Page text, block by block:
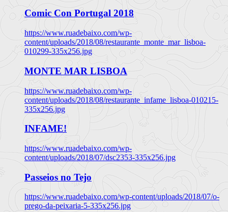
Comic Con Portugal 2018
https://www.ruadebaixo.com/wp-
content/uploads/2018/08/restaurante_monte_mar_lisboa-
010299-335x256.jpg
MONTE MAR LISBOA
https://www.ruadebaixo.com/wp-
content/uploads/2018/08/restaurante_infame_lisboa-010215-
335x256.jpg
INFAME!
https://www.ruadebaixo.com/wp-
content/uploads/2018/07/dsc2353-335x256.jpg
Passeios no Tejo
https://www.ruadebaixo.com/wp-content/uploads/2018/07/o-
prego-da-peixaria-5-335x256.jpg